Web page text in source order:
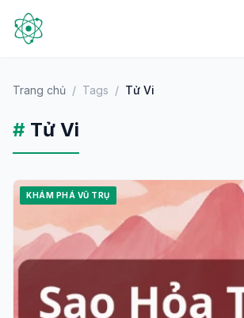
Trang chủ / Tags / Tử Vi
# Tử Vi
KHÁM PHÁ VŨ TRỤ